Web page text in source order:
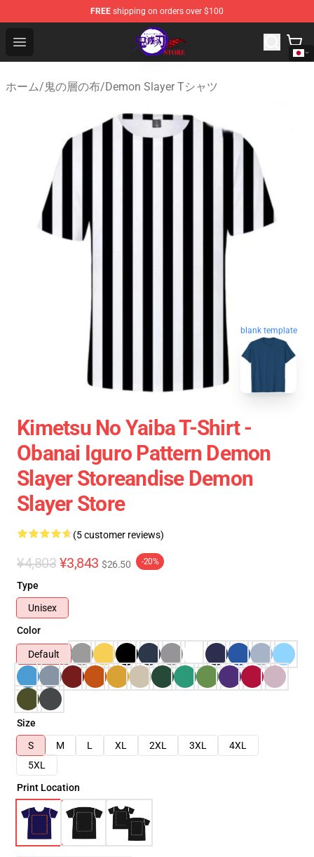
FREE shipping on orders over $100
Open menu
Kimetsu no Yaiba Store - Official Kimetsu no Yaiba
ホーム/鬼の層の布/Demon Slayer Tシャツ
blank template
Kimetsu No Yaiba T-Shirt -
Obanai Iguro Pattern Demon
Slayer Storeandise Demon
Slayer Store
(5 customer reviews)
¥4,803 ¥3,843 $26.50 -20%
Type
Unisex
Color
Default
Size
S
M L XL 2XL 3XL
4XL
5XL
Print Location